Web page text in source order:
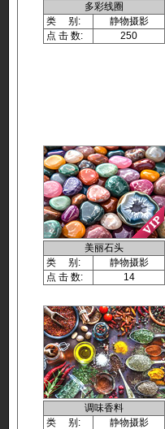
多彩线圈
类 别:
静物摄影
点 击 数:
250
美丽石头
类 别:
静物摄影
点 击 数:
14
调味香料
类 别:
静物摄影